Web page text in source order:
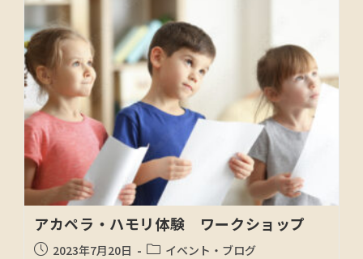
アカペラ・ハモリ体験 ワークショップ
2023年7月20日 イベント・ブログ